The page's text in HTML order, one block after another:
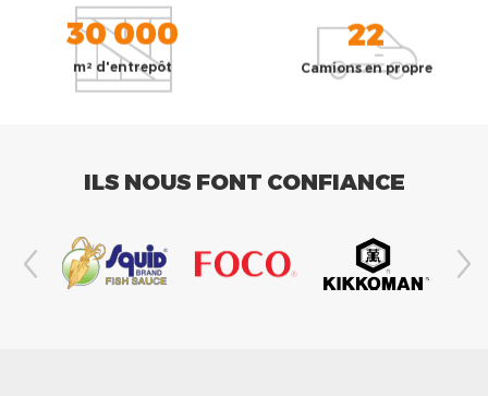
30 000
m² d'entrepôt
22
Camions en propre
ILS NOUS FONT CONFIANCE